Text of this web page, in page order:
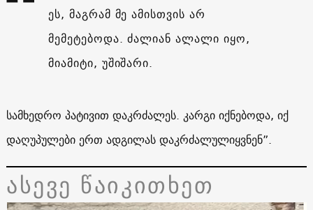
ეს, მაგრამ მე ამისთვის არ
მემეტებოდა. ძალიან ალალი იყო,
მიამიტი, უშიშარი.
სამხედრო პატივით დაკრძალეს. კარგი იქნებოდა, იქ
დაღუპულები ერთ ადგილას დაკრძალულიყვნენ”.
ასევე წაიკითხეთ